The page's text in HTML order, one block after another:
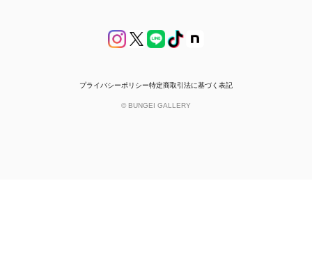
プライバシーポリシー特定商取引法に基づく表記
© BUNGEI GALLERY